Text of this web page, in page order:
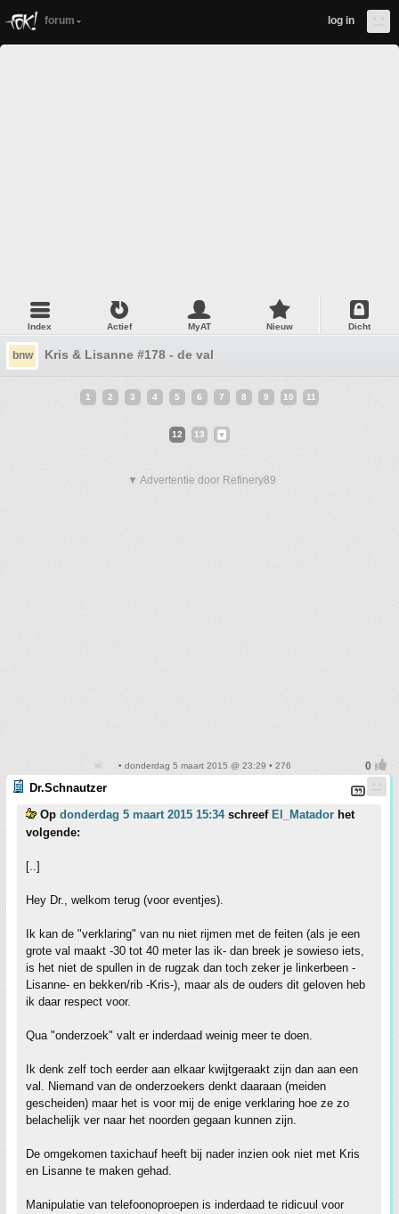
forum log in
Index Actief MyAT Nieuw Dicht
bnw Kris & Lisanne #178 - de val
1 2 3 4 5 6 7 8 9 10 11
12 13
▼ Advertentie door Refinery89
• donderdag 5 maart 2015 @ 23:29 • 276
Dr.Schnautzer
Op donderdag 5 maart 2015 15:34schreef El_Matador het
volgende:
[..]
Hey Dr., welkom terug (voor eventjes).
Ik kan de "verklaring" van nu niet rijmen met de feiten (als je een
grote val maakt -30 tot 40 meter las ik- dan breek je sowieso iets,
is het niet de spullen in de rugzak dan toch zeker je linkerbeen -
Lisanne- en bekken/rib -Kris-), maar als de ouders dit geloven heb
ik daar respect voor.
Qua "onderzoek" valt er inderdaad weinig meer te doen.
Ik denk zelf toch eerder aan elkaar kwijtgeraakt zijn dan aan een
val. Niemand van de onderzoekers denkt daaraan (meiden
gescheiden) maar het is voor mij de enige verklaring hoe ze zo
belachelijk ver naar het noorden gegaan kunnen zijn.
De omgekomen taxichauf heeft bij nader inzien ook niet met Kris
en Lisanne te maken gehad.
Manipulatie van telefoonoproepen is inderdaad te ridicuul voor